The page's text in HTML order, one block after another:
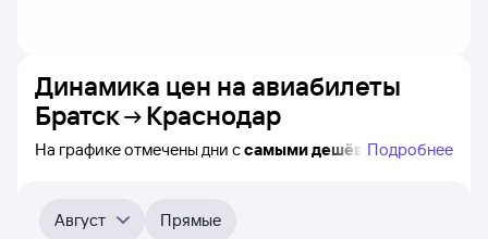
Динамика цен на авиабилеты
Братск
Краснодар
На графике отмечены дни ссамыми дешёвыми
на ближайшие пять месяцев. Выберите день,
перейдите по клику к поиску билетов на нужный рейс и
Подробнее
Август
Прямые